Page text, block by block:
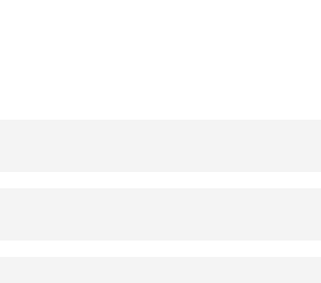
в прочности. Тем не менее,